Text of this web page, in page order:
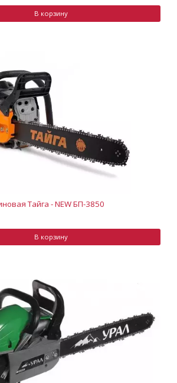
В корзину
Тайга - NEW БП-3850
В корзину